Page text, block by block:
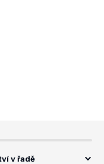
v řadě